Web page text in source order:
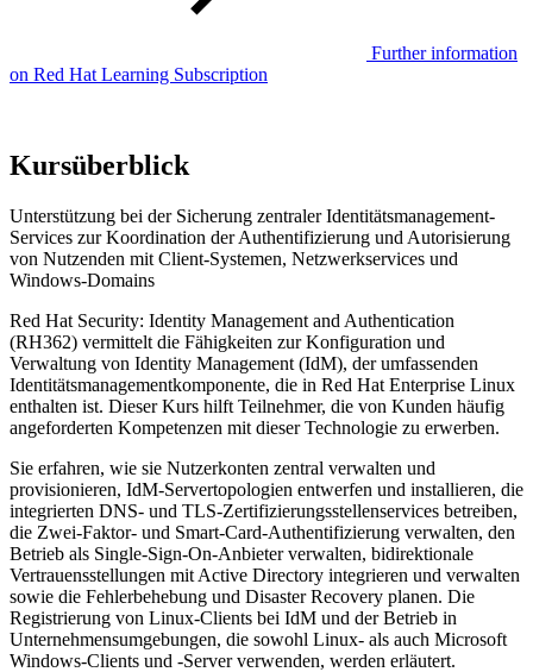
Further information
on Red Hat Learning Subscription
Kursüberblick
Unterstützung bei der Sicherung zentraler Identitätsmanagement-
Services zur Koordination der Authentifizierung und Autorisierung
von Nutzenden mit Client-Systemen, Netzwerkservices und
Windows-Domains
Red Hat Security: Identity Management and Authentication
(RH362) vermittelt die Fähigkeiten zur Konfiguration und
Verwaltung von Identity Management (IdM), der umfassenden
Identitätsmanagementkomponente, die in Red Hat Enterprise Linux
enthalten ist. Dieser Kurs hilft Teilnehmer, die von Kunden häufig
angeforderten Kompetenzen mit dieser Technologie zu erwerben.
Sie erfahren, wie sie Nutzerkonten zentral verwalten und
provisionieren, IdM-Servertopologien entwerfen und installieren, die
integrierten DNS- und TLS-Zertifizierungsstellenservices betreiben,
die Zwei-Faktor- und Smart-Card-Authentifizierung verwalten, den
Betrieb als Single-Sign-On-Anbieter verwalten, bidirektionale
Vertrauensstellungen mit Active Directory integrieren und verwalten
sowie die Fehlerbehebung und Disaster Recovery planen. Die
Registrierung von Linux-Clients bei IdM und der Betrieb in
Unternehmensumgebungen, die sowohl Linux- als auch Microsoft
Windows-Clients und -Server verwenden, werden erläutert.